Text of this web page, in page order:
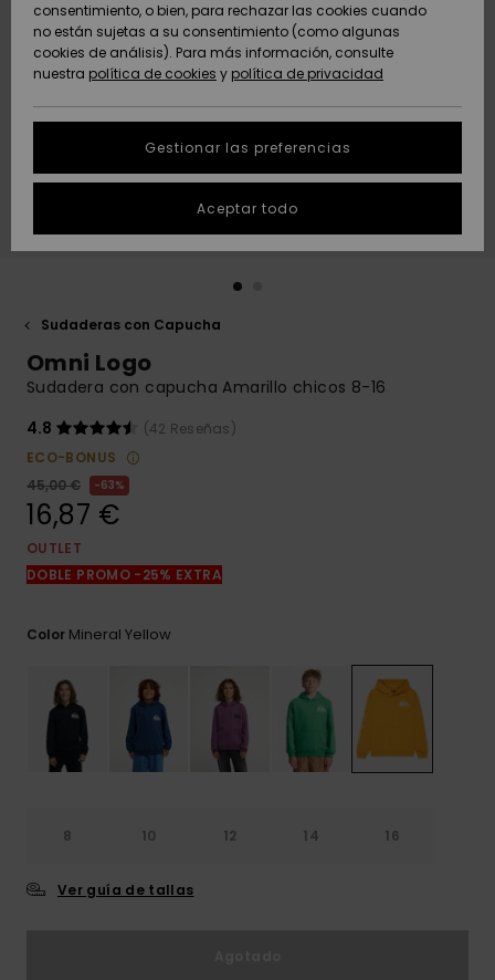
Novedades
Destacados
Novedades
Destacados
Comunidad
AYUDA &
CONTACTO
Protección de
datos
personales
Inicia una
conversación
más rápida a
respuestas a
las preguntas
contacto.
SOSTENIBILIDAD
Sudaderas con Capucha
Omni Logo
Sudadera con capucha Amarillo chicos 8-16
4.8
(42 Reseñas)
ECO-BONUS
45,00 €
63%
16,87 €
OUTLET
DOBLE PROMO -25% EXTRA
Color Mineral Yellow
8 10 12 14 16
Ver guía de tallas
consentimiento, o bien, para rechazar las cookies cuando
no están sujetas a su consentimiento (como algunas
cookies de análisis). Para más información, consulte
nuestra política de cookies y política de privacidad
Gestionar las preferencias
Aceptar todo